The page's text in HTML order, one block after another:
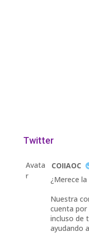
Twitter
Avata
r
COIIAOC
¿Merece
Nuestra
cuenta por
incluso de
ayudando